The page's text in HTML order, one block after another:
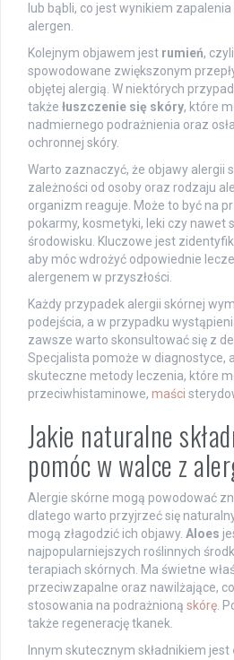
lub bąbli, co jest wynikiem
alergen.
Kolejnym objawem jest rumień,
spowodowane zwiększonym
objętej alergią. W niektórych
także łuszczenie się skóry, które
nadmiernego podrażnienia oraz
ochronnej skóry.
Warto zaznaczyć, że objawy alergii
zależności od osoby oraz rodzaju
organizm reaguje. Może to być na
pokarmy, kosmetyki, leki czy nawet
środowisku. Kluczowe jest
aby móc wdrożyć odpowiednie
alergenem w przyszłości.
Każdy przypadek alergii skórnej
podejścia, a w przypadku
zawsze warto skonsultować się z
Specjalista pomoże w diagnostyce,
skuteczne metody leczenia, które
przeciwhistaminowe, maści
Jakie naturalne
pomóc w walce z
Alergie skórne mogą powodować
dlatego warto przyjrzeć się
mogą złagodzić ich objawy. Aloes
najpopularniejszych roślinnych
terapiach skórnych. Ma świetne
przeciwzapalne oraz nawilżające,
stosowania na podrażnioną skórę.
także regenerację tkanek.
Innym skutecznym składnikiem jest